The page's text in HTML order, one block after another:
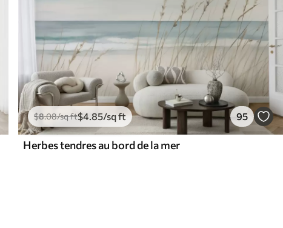
$8.08/sq ft$4.85/sq ft 95
Herbes tendres au bord de la mer